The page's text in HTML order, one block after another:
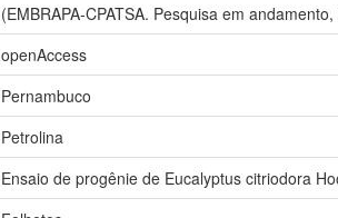
(EMBRAPA-CPATSA. Pesquisa em andamento,
openAccess
Pernambuco
Petrolina
Ensaio de progênie de Eucalyptus citriodora